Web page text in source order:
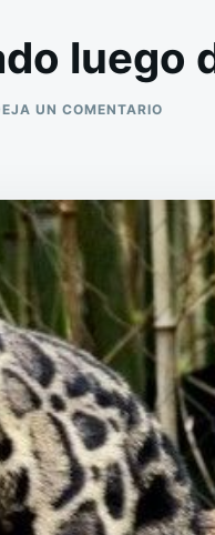
luego
UN COMENTARIO
LUEGO
DE
30
AÑOS